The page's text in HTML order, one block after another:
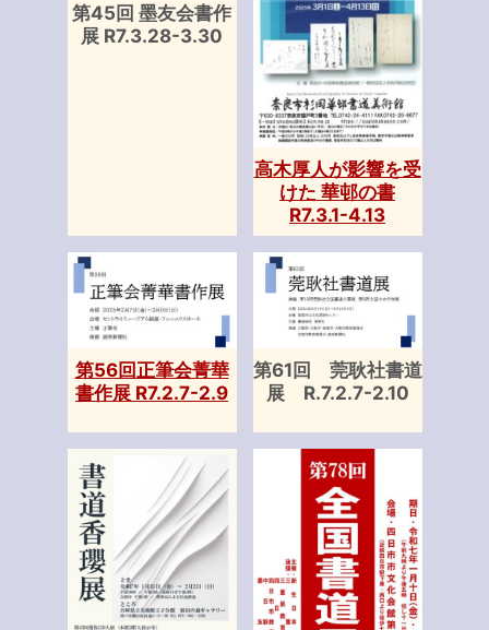
第45回 墨友会書作
展 R7.3.28-3.30
高木厚人が影響を受
けた 華邨の書
R7.3.1-4.13
第56回正筆会菁華
書作展 R7.2.7-2.9
第61回 莞耿社書道
展 R.7.2.7-2.10